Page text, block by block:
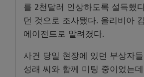
를 2천달러 인상하도록 설득했
던 것으로 조사됐다. 올리비아
에이전트로 알려졌다.
사건 당일 현장에 있던 부상자
성래 씨와 함께 미팅 중이었는